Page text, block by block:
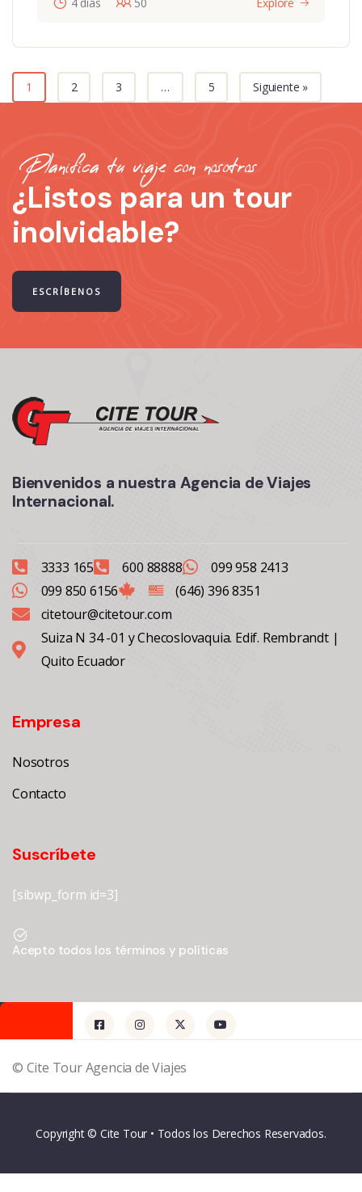
1 2 3 … 5 Siguiente »
Planifica tu viaje con nosotros
¿Listos para un tour
inolvidable?
ESCRÍBENOS
Bienvenidos a nuestra Agencia de Viajes
Internacional.
3333 165 600 88888
099 958 2413
099 850 6156
(646) 396 8351
citetour@citetour.com
Suiza N 34 -01 y Checoslovaquia. Edif. Rembrandt |
Quito Ecuador
Empresa
Nosotros
Contacto
Suscríbete
[sibwp_form id=3]
Acepto todos los términos y políticas
© Cite Tour Agencia de Viajes
Copyright © Cite Tour • Todos los Derechos Reservados.